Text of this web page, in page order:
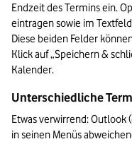
Endzeit des Termins ein.
eintragen sowie im
Diese beiden Felder
Klick auf „Speichern &
Kalender.
Unterschiedliche
Etwas verwirrend: Outlook
in seinen Menüs